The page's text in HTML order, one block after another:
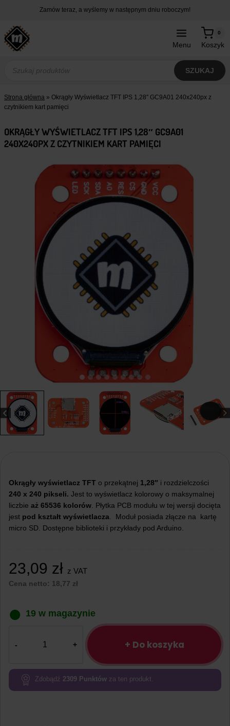
treści
Zamów teraz, a wyślemy w następnym dniu roboczym!
Menu Koszyk
0
produktów
SZUKAJ
Strona główna » Okrągły Wyświetlacz TFT IPS 1,28″ GC9A01 240x240px z
czytnikiem kart pamięci
OKRĄGŁY WYŚWIETLACZ TFT IPS 1,28″ GC9A01
240X240PX Z CZYTNIKIEM KART PAMIĘCI
Okrągły wyświetlacz TFT o przekątnej 1,28″ i rozdzielczości
240 x 240 pikseli. Jest to wyświetlacz kolorowy o maksymalnej
liczbie aż 65536 kolorów . Płytka PCB modułu w tej wersji docięta
jest pod kształt wyświetlacza . Moduł posiada złącze na kartę
micro SD. Dostępne biblioteki i przykłady pod Arduino.
23,09 zł z VAT
Cena netto: 18,77 zł
19 w magazynie
1,28"
+ Do koszyka
Zdobądź 2309 Punktów za ten produkt.